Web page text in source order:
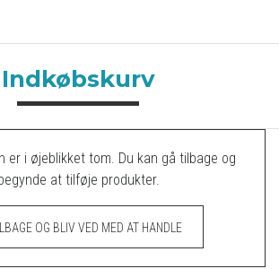
Indkøbskurv
er i øjeblikket tom. Du kan gå tilbage og
at tilføje produkter.
OG BLIV VED MED AT HANDLE